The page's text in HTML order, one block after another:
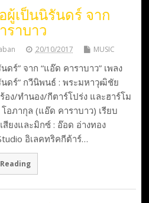
ผู้เป็นนิรันดร์ จาก
ราบาว
20/10/2017 MUSIC
ดร์” จาก “แอ๊ด คาราบาว” เพลง
นดร์” กวีนิพนธ์ : พระมหาวุฒิชัย
อง/ทำนอง/กีตาร์โปร่ง และฮาร์โม
อภากุล (แอ๊ด คาราบาว) เรียบ
สียงและมิกซ์ : อ๊อด อ่างทอง
อิเลคทริคกีต้าร์…